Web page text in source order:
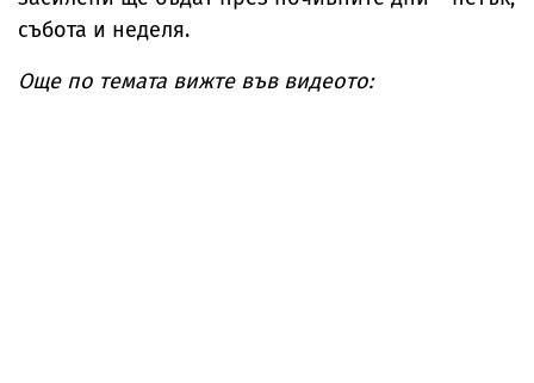
събота и неделя.
Още по темата вижте във видеото: